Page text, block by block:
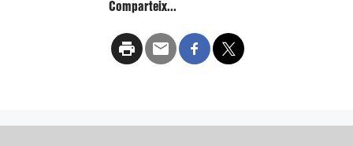
Comparteix...